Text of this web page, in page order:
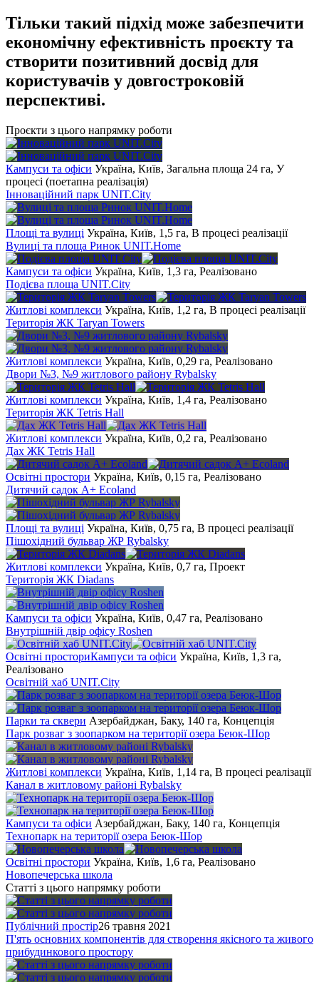
Тільки такий підхід може забезпечити
економічну ефективність проєкту та
створити позитивний досвід для
користувачів у довгостроковій
перспективі.
Проєкти з цього напрямку роботи
Кампуси та офіси Україна, Київ, Загальна площа 24 га, У
процесі (поетапна реалізація)
Інноваційний парк UNIT.City
Площі та вулиці Україна, Київ, 1,5 га, В процесі реалізації
Вулиці та площа Ринок UNIT.Home
Кампуси та офіси Україна, Київ, 1,3 га, Реалізовано
Подієва площа UNIT.City
Житлові комплекси Україна, Київ, 1,2 га, В процесі реалізації
Територія ЖК Taryan Towers
Житлові комплекси Україна, Київ, 0,29 га, Реалізовано
Двори №3, №9 житлового району Rybalsky
Житлові комплекси Україна, Київ, 1,4 га, Реалізовано
Територія ЖК Tetris Hall
Житлові комплекси Україна, Київ, 0,2 га, Реалізовано
Дах ЖК Tetris Hall
Освітні простори Україна, Київ, 0,15 га, Реалізовано
Дитячий садок A+ Ecoland
Площі та вулиці Україна, Київ, 0,75 га, В процесі реалізації
Пішохідний бульвар ЖР Rybalsky
Житлові комплекси Україна, Київ, 0,7 га, Проект
Територія ЖК Diadans
Кампуси та офіси Україна, Київ, 0,47 га, Реалізовано
Внутрішній двір офісу Roshen
Освітні просториКампуси та офіси Україна, Київ, 1,3 га,
Реалізовано
Освітній хаб UNIT.City
Парки та сквери Азербайджан, Баку, 140 га, Концепція
Парк розваг з зоопарком на території озера Беюк-Шор
Житлові комплекси Україна, Київ, 1,14 га, В процесі реалізації
Канал в житловому районі Rybalsky
Кампуси та офіси Азербайджан, Баку, 140 га, Концепція
Технопарк на території озера Беюк-Шор
Освітні простори Україна, Київ, 1,6 га, Реалізовано
Новопечерська школа
Статті з цього напрямку роботи
Публічний простір26 травня 2021
П'ять основних компонентів для створення якісного та живого
прибудинкового простору